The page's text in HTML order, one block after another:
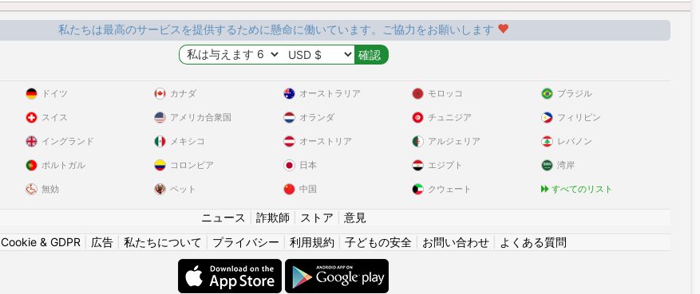
私たちは最高のサービスを提供するために懸命に働いています。ご協力をお願いします
ドイツ
スイス
イングランド
ポルトガル
無効
カナダ
アメリカ合衆国
メキシコ
コロンビア
ペット
オーストラリア
オランダ
オーストリア
日本
中国
モロッコ
チュニジア
アルジェリア
エジプト
クウェート
ブラジル
フィリピン
レバノン
湾岸
すべてのリスト
ニュース 詐欺師 ストア
意見
Cookie & GDPR
広告| 私たちについて プライバシー 利用規約 子どもの安全| お問い合わせ| よくある質問